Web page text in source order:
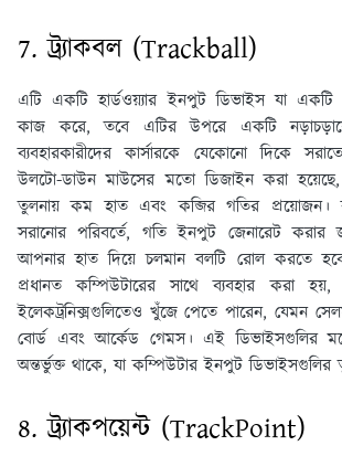
7. ট্র্যাকবল (Trackball)
এটি একটি হার্ডওয়্যার ইনপুট ডিভাইস যা
কাজ করে, তবে এটির উপরে একটি
ব্যবহারকারীদের কার্সারকে যেকোনো দিকে
উলটো-ডাউন মাউসের মতো ডিজাইন করা
তুলনায় কম হাত এবং কব্জির গতির প্রয়োজন।
সরানোর পরিবর্তে, গতি ইনপুট জেনারেট
আপনার হাত দিয়ে চলমান বলটি রোল করতে
প্রধানত কম্পিউটারের সাথে ব্যবহার করা
ইলেকট্রনিক্সগুলিতেও খুঁজে পেতে পারেন, যেমন
বোর্ড এবং আর্কেড গেমস। এই ডিভাইসগুলির
অন্তর্ভুক্ত থাকে, যা কম্পিউটার ইনপুট
8. ট্র্যাকপয়েন্ট (TrackPoint)